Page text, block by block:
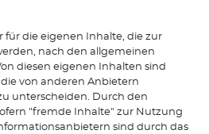
für die eigenen Inhalte, die zur
nach den allgemeinen
diesen eigenen Inhalten sind
von anderen Anbietern
unterscheiden. Durch den
"fremde Inhalte" zur Nutzung
sind durch das